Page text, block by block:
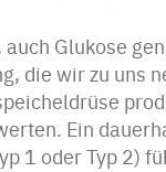
auch Glukose
die wir zu uns
Ein
1 oder Typ 2)